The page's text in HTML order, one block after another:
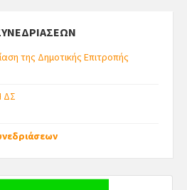
της Δημοτικής Επιτροπής
ΔΣ